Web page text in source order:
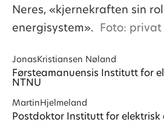
Neres, «kjernekraften sin
energisystem». Foto: privat
JonasKristiansen Nøland
Førsteamanuensis Institutt for
NTNU
MartinHjelmeland
Postdoktor Institutt for elektrisk